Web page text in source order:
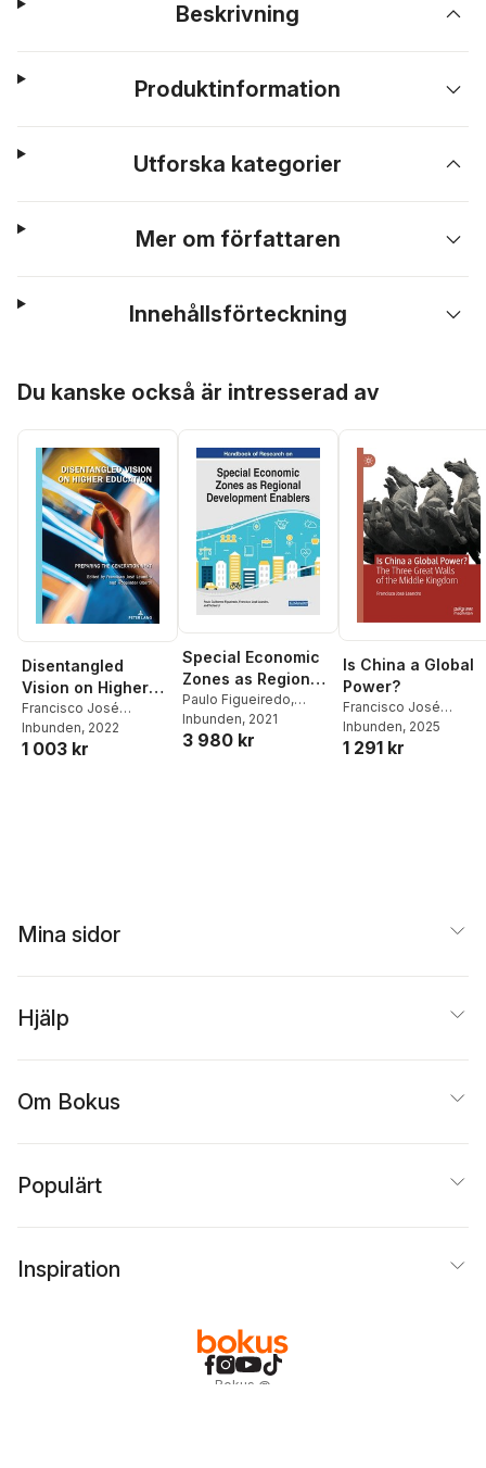
Beskrivning
Produktinformation
Utforska kategorier
Mer om författaren
Innehållsförteckning
Du kanske också är intresserad av
Disentangled
Vision on Higher
Education
Francisco José
Leandro,Roopinder
Oberoi
Inbunden, 2022
1 003 kr
Special Economic
Zones as Regional
Development
Enablers
Paulo Figueiredo,
Francisco José
Leandro ,Yichao Li
Inbunden, 2021
3 980 kr
Is China a Global
Power?
Francisco José
Leandro
Inbunden, 2025
1 291 kr
Mina sidor
Hjälp
Om Bokus
Populärt
Inspiration
Bokus @